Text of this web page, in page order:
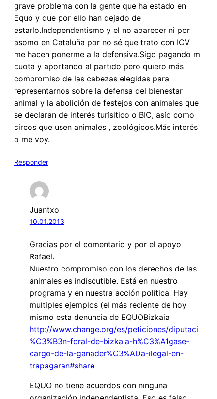
grave problema con la gente que ha estado en
Equo y que por ello han dejado de
estarlo.Independentismo y el no aparecer ni por
asomo en Cataluña por no sé que trato con ICV
me hacen ponerme a la defensiva.Sigo pagando mi
cuota y aportando al partido pero quiero más
compromiso de las cabezas elegidas para
representarnos sobre la defensa del bienestar
animal y la abolición de festejos con animales que
se declaran de interés turísitico o BIC, asío como
circos que usen animales , zoológicos.Más interés
o me voy.
Responder
Juantxo
10.01.2013
Gracias por el comentario y por el apoyo
Rafael.
Nuestro compromiso con los derechos de las
animales es indiscutible. Está en nuestro
programa y en nuestra acción política. Hay
multiples ejemplos (el más reciente de hoy
mismo esta denuncia de EQUOBizkaia
http://www.change.org/es/peticiones/diputaci
%C3%B3n-foral-de-bizkaia-h%C3%A1gase-
cargo-de-la-ganader%C3%ADa-ilegal-en-
trapagaran#share
EQUO no tiene acuerdos con ninguna